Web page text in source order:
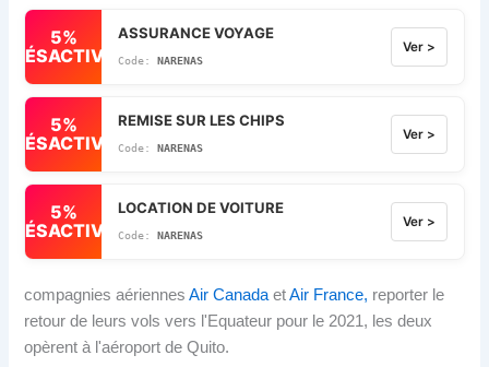
5%
DÉSACTIVÉ
ASSURANCE VOYAGE
NARENAS
Ver >
5%
DÉSACTIVÉ
REMISE SUR LES CHIPS
NARENAS
Ver >
5%
DÉSACTIVÉ
LOCATION DE VOITURE
NARENAS
Ver >
compagnies aériennesAir Canada etAir France, reporter le
retour de leurs vols vers l'Equateur pour le 2021, les deux
opèrent à l'aéroport de Quito.